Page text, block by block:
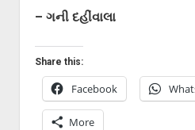
– ગની દહીંવાલા
Share this:
Facebook
More